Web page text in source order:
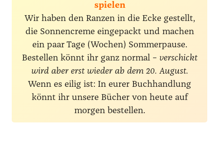
spielen
Wir haben den Ranzen in die Ecke gestellt,
die Sonnencreme eingepackt und machen
ein paar Tage (Wochen) Sommerpause.
Bestellen könnt ihr ganz normal – verschickt
wird aber erst wieder ab dem 20. August.
Wenn es eilig ist: In eurer Buchhandlung
könnt ihr unsere Bücher von heute auf
morgen bestellen.